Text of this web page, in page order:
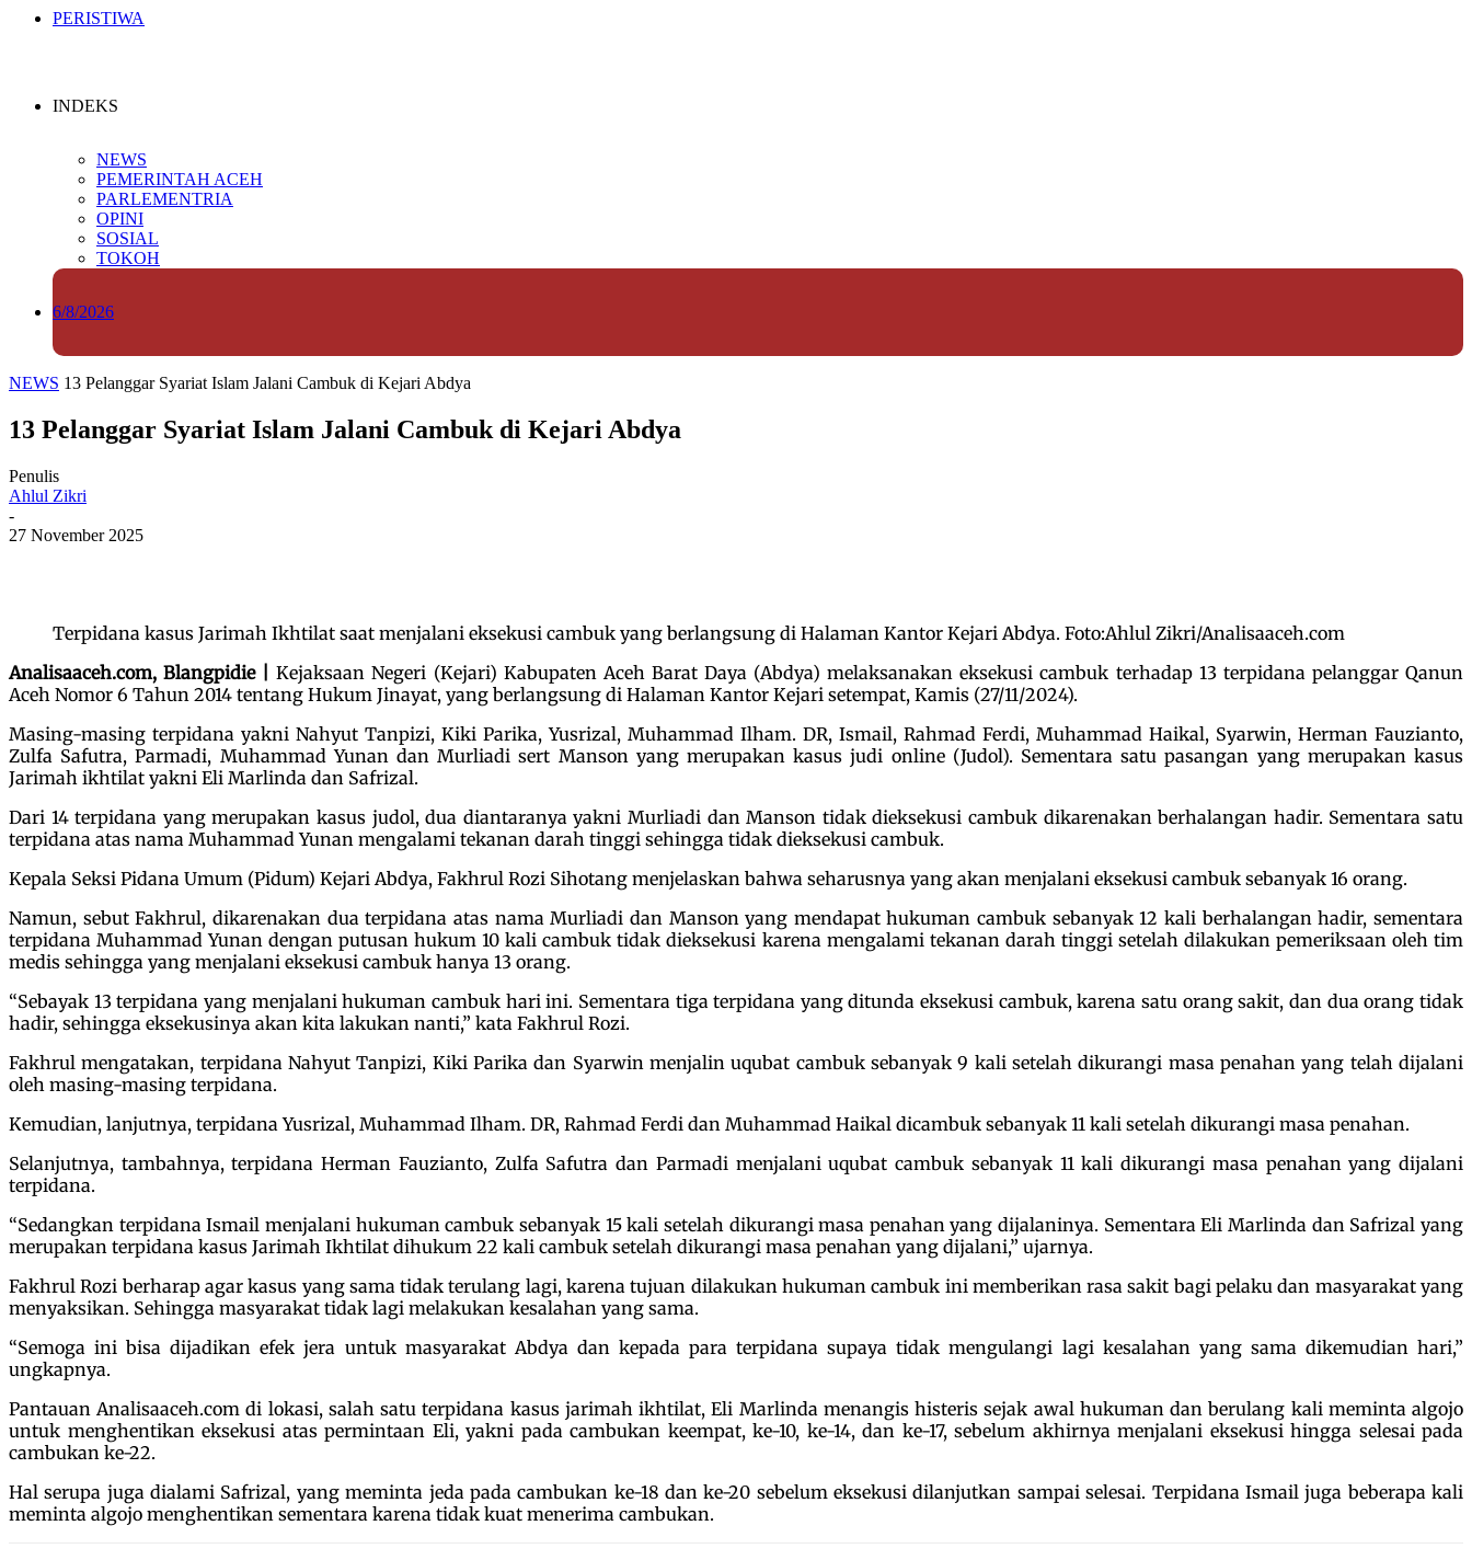
PERISTIWA
INDEKS
NEWS
PEMERINTAH ACEH
PARLEMENTRIA
OPINI
SOSIAL
TOKOH
6/8/2026
NEWS 13 Pelanggar Syariat Islam Jalani Cambuk di Kejari Abdya
13 Pelanggar Syariat Islam Jalani Cambuk di Kejari Abdya
Penulis
Ahlul Zikri
-
27 November 2025
Terpidana kasus Jarimah Ikhtilat saat menjalani eksekusi cambuk yang berlangsung di Halaman Kantor Kejari Abdya. Foto:Ahlul Zikri/Analisaaceh.com
Analisaaceh.com, Blangpidie |
Kejaksaan Negeri (Kejari) Kabupaten Aceh Barat Daya (Abdya) melaksanakan eksekusi cambuk terhadap 13 terpidana pelanggar Qanun
Aceh Nomor 6 Tahun 2014 tentang Hukum Jinayat, yang berlangsung di Halaman Kantor Kejari setempat, Kamis (27/11/2024).
Masing-masing terpidana yakni Nahyut Tanpizi, Kiki Parika, Yusrizal, Muhammad Ilham. DR, Ismail, Rahmad Ferdi, Muhammad Haikal, Syarwin, Herman Fauzianto,
Zulfa Safutra, Parmadi, Muhammad Yunan dan Murliadi sert Manson yang merupakan kasus judi online (Judol). Sementara satu pasangan yang merupakan kasus
Jarimah ikhtilat yakni Eli Marlinda dan Safrizal.
Dari 14 terpidana yang merupakan kasus judol, dua diantaranya yakni Murliadi dan Manson tidak dieksekusi cambuk dikarenakan berhalangan hadir. Sementara satu
terpidana atas nama Muhammad Yunan mengalami tekanan darah tinggi sehingga tidak dieksekusi cambuk.
Kepala Seksi Pidana Umum (Pidum) Kejari Abdya, Fakhrul Rozi Sihotang menjelaskan bahwa seharusnya yang akan menjalani eksekusi cambuk sebanyak 16 orang.
Namun, sebut Fakhrul, dikarenakan dua terpidana atas nama Murliadi dan Manson yang mendapat hukuman cambuk sebanyak 12 kali berhalangan hadir, sementara
terpidana Muhammad Yunan dengan putusan hukum 10 kali cambuk tidak dieksekusi karena mengalami tekanan darah tinggi setelah dilakukan pemeriksaan oleh tim
medis sehingga yang menjalani eksekusi cambuk hanya 13 orang.
“Sebayak 13 terpidana yang menjalani hukuman cambuk hari ini. Sementara tiga terpidana yang ditunda eksekusi cambuk, karena satu orang sakit, dan dua orang tidak
hadir, sehingga eksekusinya akan kita lakukan nanti,” kata Fakhrul Rozi.
Fakhrul mengatakan, terpidana Nahyut Tanpizi, Kiki Parika dan Syarwin menjalin uqubat cambuk sebanyak 9 kali setelah dikurangi masa penahan yang telah dijalani
oleh masing-masing terpidana.
Kemudian, lanjutnya, terpidana Yusrizal, Muhammad Ilham. DR, Rahmad Ferdi dan Muhammad Haikal dicambuk sebanyak 11 kali setelah dikurangi masa penahan.
Selanjutnya, tambahnya, terpidana Herman Fauzianto, Zulfa Safutra dan Parmadi menjalani uqubat cambuk sebanyak 11 kali dikurangi masa penahan yang dijalani
terpidana.
“Sedangkan terpidana Ismail menjalani hukuman cambuk sebanyak 15 kali setelah dikurangi masa penahan yang dijalaninya. Sementara Eli Marlinda dan Safrizal yang
merupakan terpidana kasus Jarimah Ikhtilat dihukum 22 kali cambuk setelah dikurangi masa penahan yang dijalani,” ujarnya.
Fakhrul Rozi berharap agar kasus yang sama tidak terulang lagi, karena tujuan dilakukan hukuman cambuk ini memberikan rasa sakit bagi pelaku dan masyarakat yang
menyaksikan. Sehingga masyarakat tidak lagi melakukan kesalahan yang sama.
“Semoga ini bisa dijadikan efek jera untuk masyarakat Abdya dan kepada para terpidana supaya tidak mengulangi lagi kesalahan yang sama dikemudian hari,”
ungkapnya.
Pantauan Analisaaceh.com di lokasi, salah satu terpidana kasus jarimah ikhtilat, Eli Marlinda menangis histeris sejak awal hukuman dan berulang kali meminta algojo
untuk menghentikan eksekusi atas permintaan Eli, yakni pada cambukan keempat, ke-10, ke-14, dan ke-17, sebelum akhirnya menjalani eksekusi hingga selesai pada
cambukan ke-22.
Hal serupa juga dialami Safrizal, yang meminta jeda pada cambukan ke-18 dan ke-20 sebelum eksekusi dilanjutkan sampai selesai. Terpidana Ismail juga beberapa kali
meminta algojo menghentikan sementara karena tidak kuat menerima cambukan.